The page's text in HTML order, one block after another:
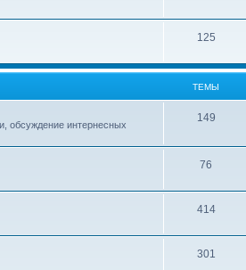
125
ТЕМЫ
обсуждение интернесных
149
76
414
301